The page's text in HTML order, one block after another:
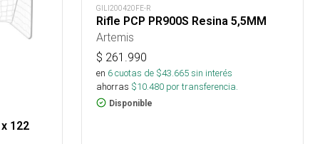
122
GILI200420FE-R
Rifle PCP PR900S Resina 5,5MM
Artemis
$ 261.990
en 6cuotas de $43.665sin interés
ahorras $10.480 por transferencia.
Disponible